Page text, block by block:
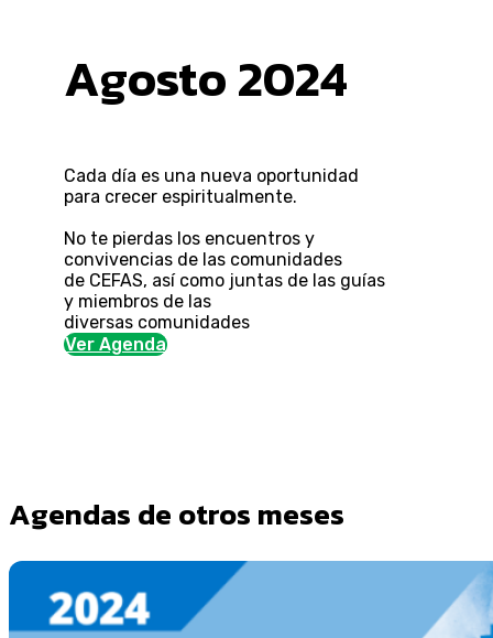
Agosto 2024
Cada día es una nueva oportunidad
para crecer espiritualmente.
No te pierdas los encuentros y
convivencias de las comunidades
de CEFAS, así como juntas de las guías
y miembros de las
diversas comunidades
Ver Agenda
Agendas de otros meses